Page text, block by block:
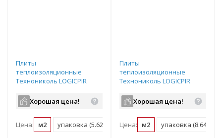
Плиты
теплоизоляционные
Технониколь LOGICPIR
1190х590х30
Хорошая цена!
Цена: м2 упаковка (5.62 м2)
Плиты
теплоизоляционные
Технониколь LOGICPIR
1200х600х20
Хорошая цена!
Цена: м2 упаковка (8.64 м2)